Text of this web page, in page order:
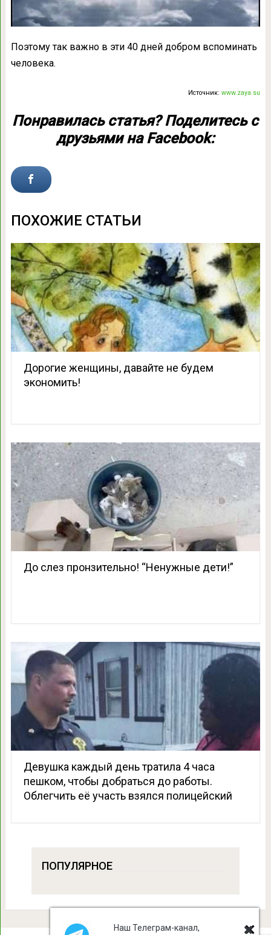
Поэтому так важно в эти 40 дней добром вспоминать
человека.
Источник:www.zaya.su
Понравилась статья? Поделитесь с
друзьями на Facebook:
ПОХОЖИЕ СТАТЬИ
Дорогие женщины, давайте не будем
экономить!
До слез пронзительно! “Ненужные дети!”
Девушка каждый день тратила 4 часа
пешком, чтобы добраться до работы.
Облегчить её участь взялся полицейский
ПОПУЛЯРНОЕ
Наш Телеграм-канал,